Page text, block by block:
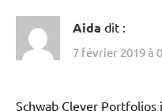
Aida dit :
7 février 2019 à
Schwab Clever Portfolios